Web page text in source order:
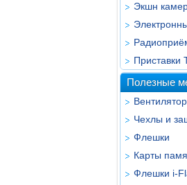
Экшн
Приставки
Полезные
Чехлы и
Флешки
Карты
Флешки i-